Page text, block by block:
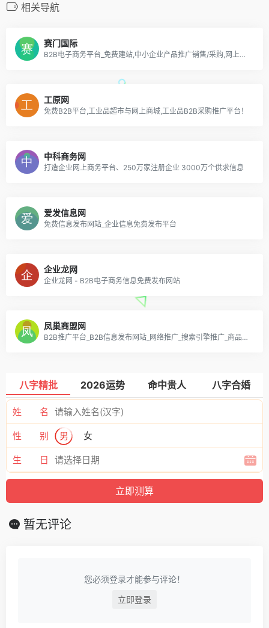
相关导航
赛门国际
B2B电子商务平台_免费建站,中小企业产品推广销售/采购,网上贸易最好的平台
工原网
免费B2B平台,工业品超市与网上商城,工业品B2B采购推广平台！
中科商务网
打造企业网上商务平台、250万家注册企业 3000万个供求信息
爱发信息网
免费信息发布网站_企业信息免费发布平台
企业龙网
企业龙网 - B2B电子商务信息免费发布网站
凤巢商盟网
B2B推广平台_B2B信息发布网站_网络推广_搜索引擎推广_商品信息发布
八字精批 2026运势 命中贵人 八字合婚
姓 名
性 别 男 女
生 日
暂无评论
您必须登录才能参与评论！
立即登录